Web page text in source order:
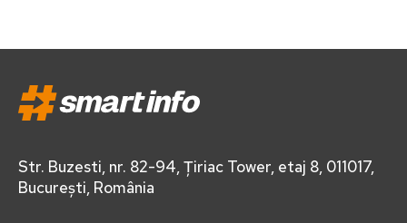
Str. Buzesti, nr. 82-94, Țiriac Tower, etaj 8, 011017,
București, România